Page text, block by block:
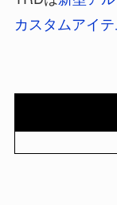
カスタムアイテ